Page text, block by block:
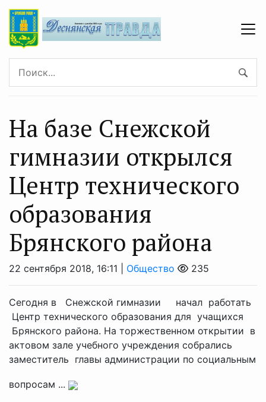
На базе Снежской
гимназии открылся
Центр технического
образования
Брянского района
22 сентября 2018, 16:11 | Общество 235
Сегодня в Снежской гимназии начал работать
Центр технического образования для учащихся
Брянского района. На торжественном открытии в
актовом зале учебного учреждения собрались
заместитель главы администрации по социальным
вопросам ...